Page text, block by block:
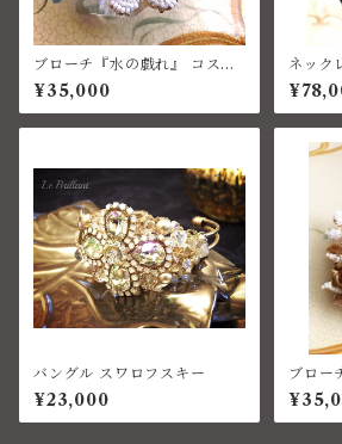
ブローチ『水の戯れ』 コスチ
ュームジュエリー
¥35,000
ネックレス 《
ERNO
リー
バングル スワロフスキー
¥23,000
ブロー
US